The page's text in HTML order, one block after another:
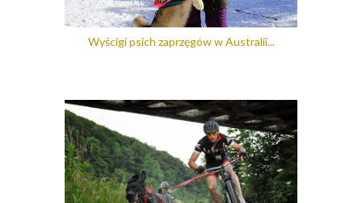
Wyścigi psich zaprzęgów w Australii...